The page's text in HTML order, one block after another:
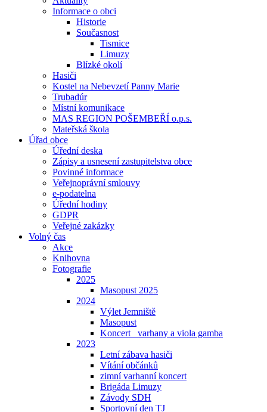
Informace o obci
Historie
Současnost
Tismice
Limuzy
Blízké okolí
Hasiči
Kostel na Nebevzetí Panny Marie
Trubadúr
Místní komunikace
MAS REGION POŠEMBEŘÍ o.p.s.
Mateřská škola
Úřad obce
Úřední deska
Zápisy a usnesení zastupitelstva obce
Povinné informace
Veřejnoprávní smlouvy
e-podatelna
Úřední hodiny
GDPR
Veřejné zakázky
Volný čas
Akce
Knihovna
Fotografie
2025
Masopust 2025
2024
Výlet Jemniště
Masopust
Koncert _varhany a viola gamba
2023
Letní zábava hasiči
Vítání občánků
zimní varhanní koncert
Brigáda Limuzy
Závody SDH
Sportovní den TJ